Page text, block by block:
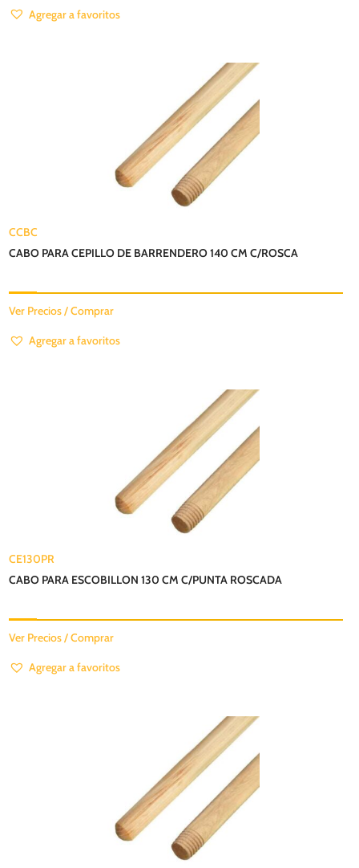
Agregar a favoritos
CCBC
CABO PARA CEPILLO DE BARRENDERO 140 CM C/ROSCA
Ver Precios / Comprar
Agregar a favoritos
CE130PR
CABO PARA ESCOBILLON 130 CM C/PUNTA ROSCADA
Ver Precios / Comprar
Agregar a favoritos